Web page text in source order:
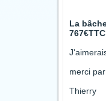
La
merci
Thierry